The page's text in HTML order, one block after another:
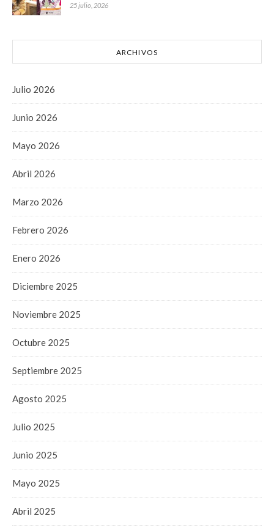
25 julio, 2026
ARCHIVOS
Julio 2026
Junio 2026
Mayo 2026
Abril 2026
Marzo 2026
Febrero 2026
Enero 2026
Diciembre 2025
Noviembre 2025
Octubre 2025
Septiembre 2025
Agosto 2025
Julio 2025
Junio 2025
Mayo 2025
Abril 2025